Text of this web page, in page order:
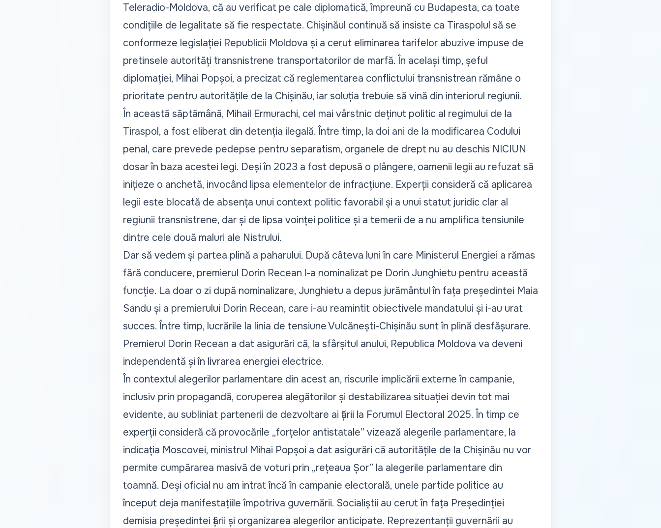
Teleradio-Moldova, că au verificat pe cale diplomatică, împreună cu Budapesta, ca toate
condițiile de legalitate să fie respectate. Chișinăul continuă să insiste ca Tiraspolul să se
conformeze legislației Republicii Moldova și a cerut eliminarea tarifelor abuzive impuse de
pretinsele autorități transnistrene transportatorilor de marfă. În același timp, șeful
diplomației, Mihai Popșoi, a precizat că reglementarea conflictului transnistrean rămâne o
prioritate pentru autoritățile de la Chișinău, iar soluția trebuie să vină din interiorul regiunii.
În această săptămână, Mihail Ermurachi, cel mai vârstnic deținut politic al regimului de la
Tiraspol, a fost eliberatdin detenția ilegală. Între timp, la doi ani de la modificarea Codului
penal, care prevede pedepse pentru separatism, organele de drept nu au deschis NICIUN
dosar în baza acestei legi. Deși în 2023 a fost depusă o plângere, oamenii legii au refuzat să
inițieze o anchetă, invocând lipsa elementelor de infracțiune. Experții consideră că aplicarea
legii este blocată de absența unui context politic favorabil și a unui statut juridic clar al
regiunii transnistrene, dar și de lipsa voinței politice și a temerii de a nu amplifica tensiunile
dintre cele două maluri ale Nistrului.
Dar să vedem și partea plină a paharului. După câteva luni în care Ministerul Energiei a rămas
fără conducere, premierul Dorin Recean l-a nominalizat pe Dorin Junghietu pentru această
funcție. La doar o zi după nominalizare, Junghietu a depus jurământulîn fața președintei Maia
Sandu și a premierului Dorin Recean, care i-au reamintit obiectivele mandatului și i-au urat
succes. Între timp, lucrările la linia de tensiune Vulcănești-Chișinău sunt în plină desfășurare.
Premierul Dorin Recean a dat asigurări că, la sfârșitul anului, Republica Moldova va deveni
independentă și în livrarea energiei electrice.
În contextul alegerilor parlamentare din acest an, riscurile implicării externe în campanie,
inclusiv prin propagandă, coruperea alegătorilor și destabilizarea situației devin tot mai
evidente, au subliniat partenerii de dezvoltare ai țării la Forumul Electoral 2025. În timp ce
experții consideră că provocările „forțelor antistatale” vizează alegerile parlamentare, la
indicația Moscovei, ministrul Mihai Popșoi a dat asigurări că autoritățile de la Chișinău nu vor
permite cumpărarea masivă de voturi prin „rețeaua Șor” la alegerile parlamentare din
toamnă. Deși oficial nu am intrat încă în campanie electorală, unele partide politice au
început deja manifestațiile împotriva guvernării. Socialiștii au cerutîn fața Președinției
demisia președintei țării și organizarea alegerilor anticipate. Reprezentanții guvernării au